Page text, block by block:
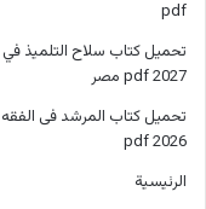
pdf
تحميل كتاب سلاح التلميذ في
2027 pdf مصر
تحميل كتاب المرشد فى الفقه
2026 pdf
الرئيسية